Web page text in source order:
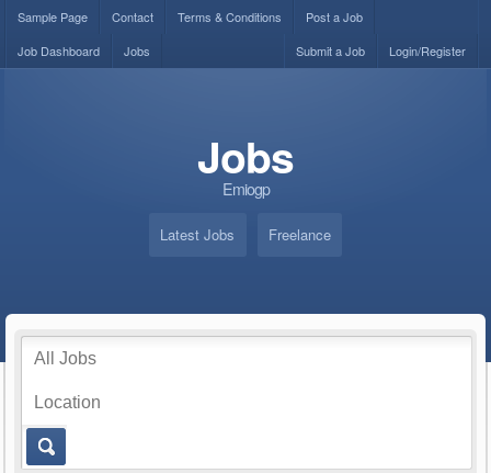
Sample Page Contact Terms & Conditions
Post a Job
Job Dashboard
Jobs Login/Register
Submit a Job
Jobs
Emiogp
Latest Jobs Freelance